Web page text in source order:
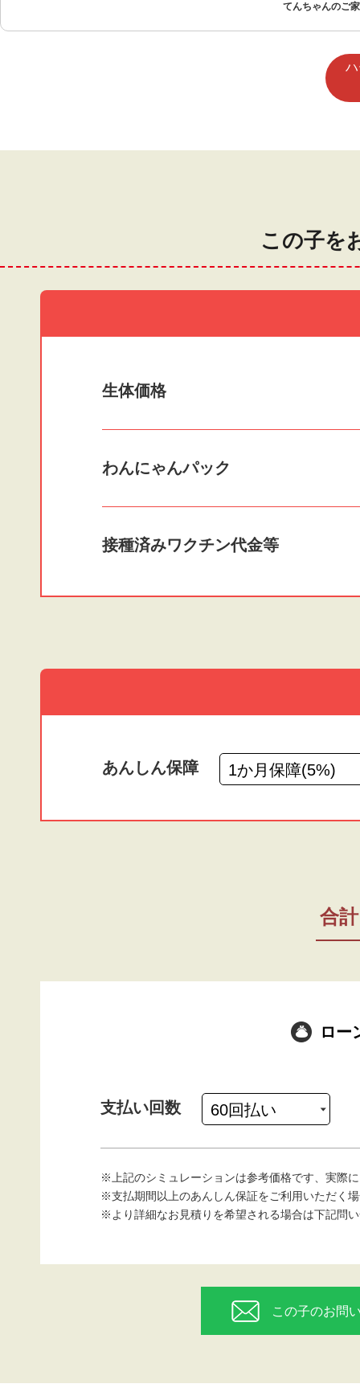
てんちゃんのご
この子を
生体価格
わんにゃんパック
接種済みワクチン代金等
あんしん保障
合計
ロー
支払い回数
※上記のシミュレーションは参考価格です、実際
※支払期間以上のあんしん保証をご利用いただく
※より詳細なお見積りを希望される場合は下記問
この子のお問